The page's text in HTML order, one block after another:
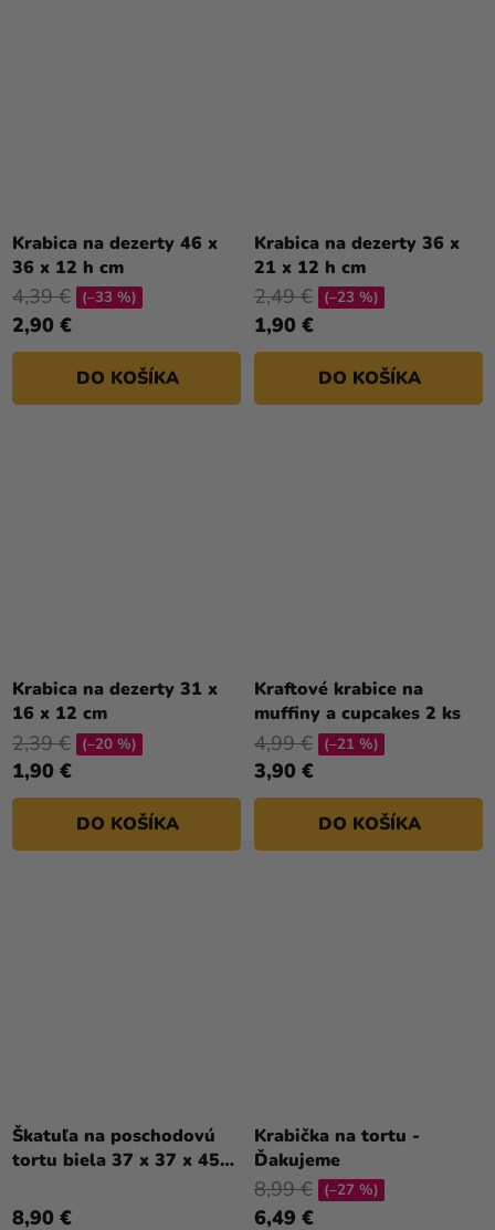
Krabica na dezerty 46 x
36 x 12 h cm
2,90 €
4,39 € (–33 %)
DO KOŠÍKA
Krabica na dezerty 36 x
21 x 12 h cm
1,90 €
2,49 € (–23 %)
DO KOŠÍKA
Krabica na dezerty 31 x
16 x 12 cm
1,90 €
2,39 € (–20 %)
DO KOŠÍKA
Kraftové krabice na
muffiny a cupcakes 2 ks
3,90 €
4,99 € (–21 %)
DO KOŠÍKA
Škatuľa na poschodovú
tortu biela 37 x 37 x 45
8,90 €
Krabička na tortu -
Ďakujeme
6,49 €
8,99 € (–27 %)